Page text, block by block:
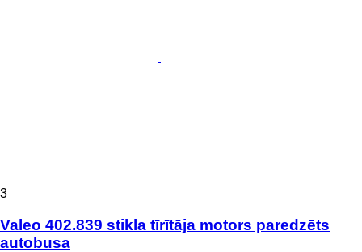
3
Valeo 402.839 stikla tīrītāja motors paredzēts
autobusa